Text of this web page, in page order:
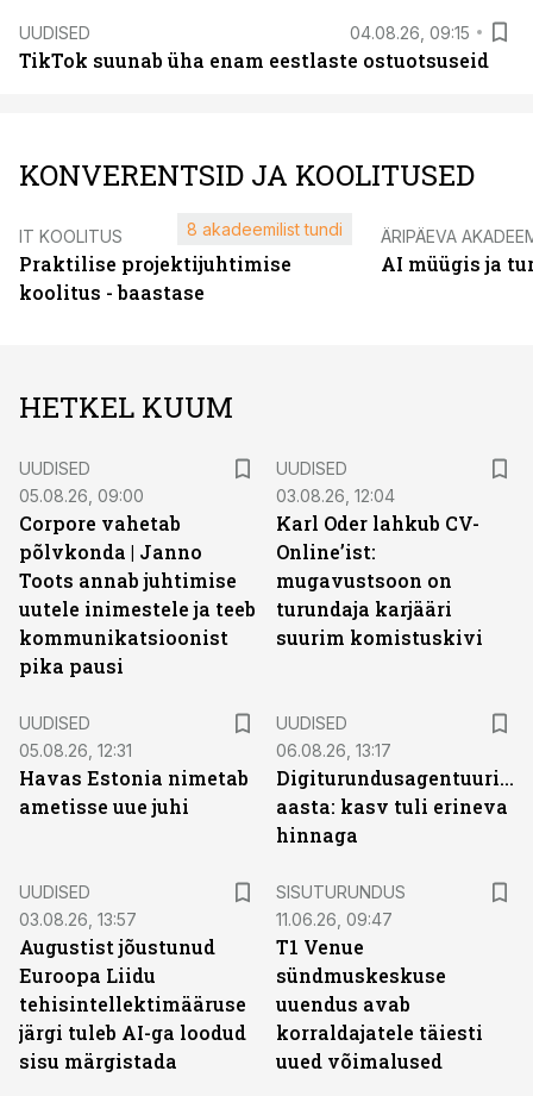
UUDISED 04.08.26, 09:15
TikTok suunab üha enam eestlaste ostuotsuseid
KONVERENTSID JA KOOLITUSED
IT KOOLITUS
Praktilise projektijuhtimise
koolitus - baastase
8 akadeemilist tundi ÄRIPÄEVA
AI müügis ja
HETKEL KUUM
UUDISED
05.08.26, 09:00
Corpore vahetab
põlvkonda | Janno
Toots annab juhtimise
uutele inimestele ja teeb
kommunikatsioonist
pika pausi
UUDISED
03.08.26, 12:04
Karl Oder lahkub CV-
Online’ist:
mugavustsoon on
turundaja karjääri
suurim komistuskivi
UUDISED
05.08.26, 12:31
Havas Estonia nimetab
ametisse uue juhi
UUDISED
06.08.26, 13:17
Digiturundusagentuuride
aasta: kasv tuli erineva
hinnaga
UUDISED
03.08.26, 13:57
Augustist jõustunud
Euroopa Liidu
tehisintellektimääruse
järgi tuleb AI-ga loodud
sisu märgistada
SISUTURUNDUS
11.06.26, 09:47
T1 Venue
sündmuskeskuse
uuendus avab
korraldajatele täiesti
uued võimalused